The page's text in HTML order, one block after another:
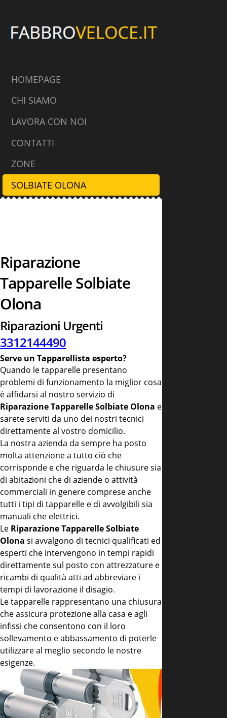
HOMEPAGE
CHI SIAMO
LAVORA CON NOI
CONTATTI
ZONE
SOLBIATE OLONA
Riparazione
Tapparelle Solbiate
Olona
Riparazioni Urgenti
3312144490
Serve un Tapparellista esperto?
Quando le tapparelle presentano
problemi di funzionamento la miglior cosa
è affidarsi al nostro servizio di
Riparazione Tapparelle Solbiate Olona e
sarete serviti da uno dei nostri tecnici
direttamente al vostro domicilio.
La nostra azienda da sempre ha posto
molta attenzione a tutto ciò che
corrisponde e che riguarda le chiusure sia
di abitazioni che di aziende o attività
commerciali in genere comprese anche
tutti i tipi di tapparelle e di avvolgibili sia
manuali che elettrici.
Le Riparazione Tapparelle Solbiate
Olona si avvalgono di tecnici qualificati ed
esperti che intervengono in tempi rapidi
direttamente sul posto con attrezzature e
ricambi di qualità atti ad abbreviare i
tempi di lavorazione il disagio.
Le tapparelle rappresentano una chiusura
che assicura protezione alla casa e agli
infissi che consentono con il loro
sollevamento e abbassamento di poterle
utilizzare al meglio secondo le nostre
esigenze.